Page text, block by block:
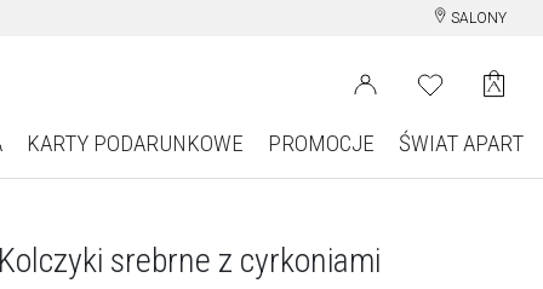
SALONY
KARTY PODARUNKOWE PROMOCJE ŚWIAT APART
srebrne z cyrkoniami